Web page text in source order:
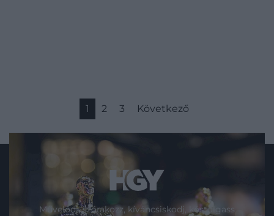
1 2 3 Következő
Művelődj, szórakozz, kíváncsiskodj, kóstolgass